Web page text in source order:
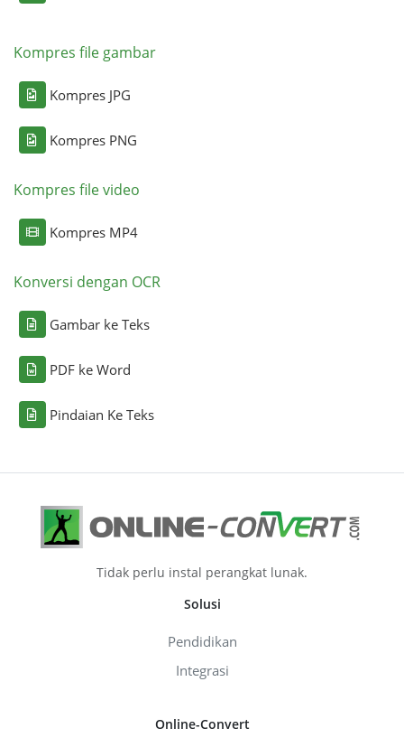
Kompres file gambar
Kompres JPG
Kompres PNG
Kompres file video
Kompres MP4
Konversi dengan OCR
Gambar ke Teks
PDF ke Word
Pindaian Ke Teks
Tidak perlu instal perangkat lunak.
Solusi
Pendidikan
Integrasi
Online-Convert